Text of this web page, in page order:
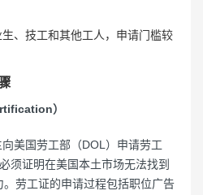
、技工和其他工人，申请门槛较
）
美国劳工部（DOL）申请劳工
须证明在美国本土市场无法找到
劳工证的申请过程包括职位广告